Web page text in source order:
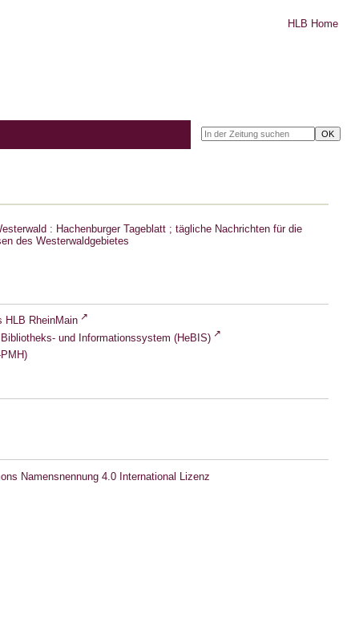
HLB Home
: Hachenburger Tageblatt ; tägliche Nachrichten für die
des Westerwaldgebietes
HLB RheinMain
und Informationssystem (HeBIS)
Namensnennung 4.0 International Lizenz